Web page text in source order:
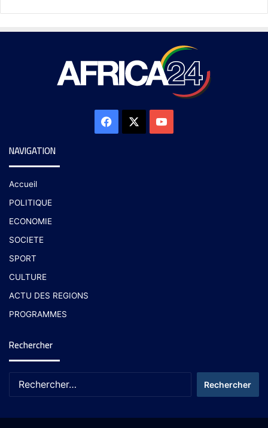
NAVIGATION
Accueil
POLITIQUE
ECONOMIE
SOCIETE
SPORT
CULTURE
ACTU DES REGIONS
PROGRAMMES
Rechercher